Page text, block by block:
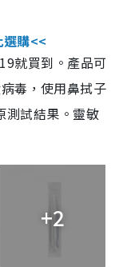
購<<
就買到。產品可
毒，使用鼻拭子
測試結果。靈敏
+2